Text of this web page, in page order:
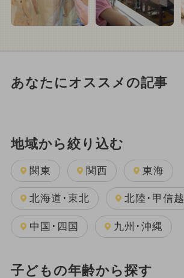
あなたにオススメの記事
地域から絞り込む
関東 関西 東海
北海道･東北 北陸･甲信越
中国･四国 九州･沖縄
子どもの年齢から探す